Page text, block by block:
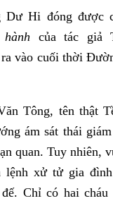
Dư Hi đóng được
của tác giả
vào cuối thời
Tông, tên thật
ám sát thái
quan. Tuy nhiên,
lệnh xử tử gia
Chỉ có hai cháu